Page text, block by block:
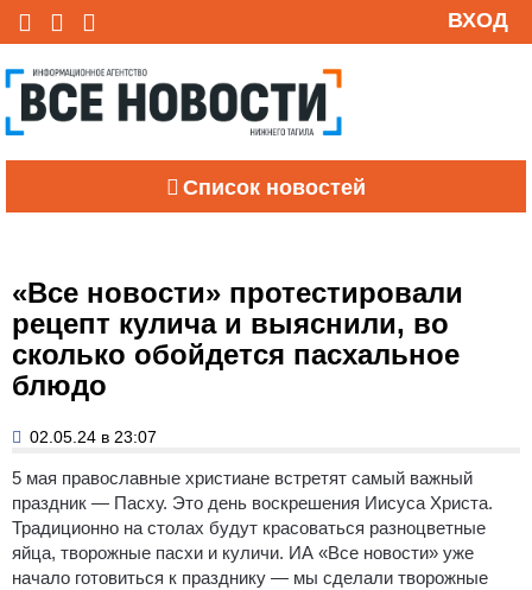
ВХОД
Список новостей
«Все новости» протестировали
рецепт кулича и выяснили, во
сколько обойдется пасхальное
блюдо
02.05.24 в 23:07
5 мая православные христиане встретят самый важный
праздник — Пасху. Это день воскрешения Иисуса Христа.
Традиционно на столах будут красоваться разноцветные
яйца, творожные пасхи и куличи. ИА «Все новости» уже
начало готовиться к празднику — мы сделали творожные